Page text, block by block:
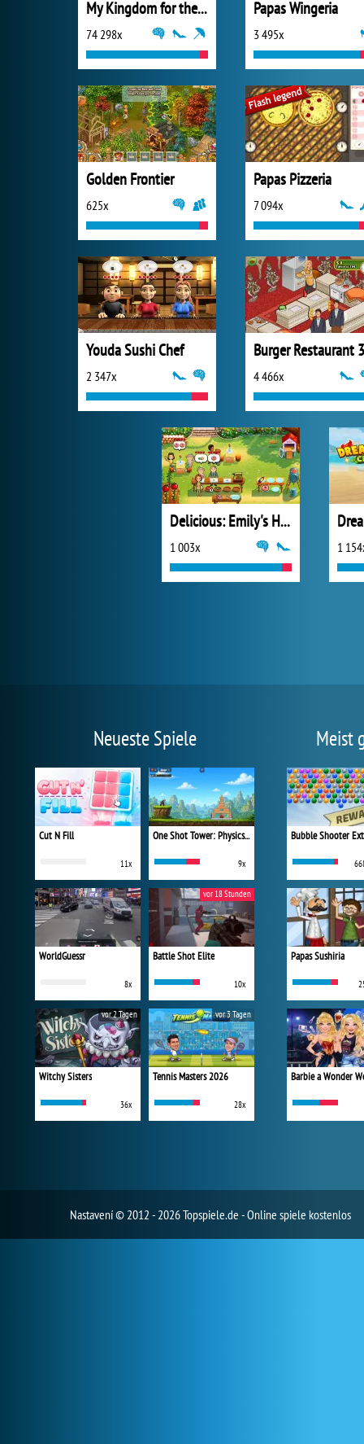
My Kingdom for the Princess Vollversion
74 298x
Papas Wingeria
3 495x
Golden Frontier
625x
Papas Pizzeria
7 094x
Youda Sushi Chef
2 347x
Burger Restaurant 3
4 466x
Delicious: Emily's Home Sweet Home
1 003x 1
Neueste Spiele
Cut N Fill
11x
One Shot Tower: Physics Destroyer
9x
WorldGuessr
8x
Battle Shot Elite
10x
vor 18 Stunden
Witchy Sisters
36x
vor 2 Tagen
Tennis Masters 2026
28x
vor 3 Tagen
Meist
Bubble Shooter
Papas Sushiria
Nastavení© 2012 - 2026 Topspiele.de - Online spiele kostenlos